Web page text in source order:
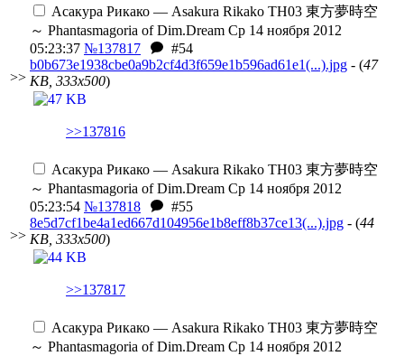
>>
Асакура Рикако — Asakura Rikako TH03 東方夢時空
～ Phantasmagoria of Dim.Dream Ср 14 ноября 2012
05:23:37 №137817
#54
b0b673e1938cbe0a9b2cf4d3f659e1b596ad61e1(...).jpg - (47
KB, 333x500)
>>137816
>>
Асакура Рикако — Asakura Rikako TH03 東方夢時空
～ Phantasmagoria of Dim.Dream Ср 14 ноября 2012
05:23:54 №137818
#55
8e5d7cf1be4a1ed667d104956e1b8eff8b37ce13(...).jpg - (44
KB, 333x500)
>>137817
Асакура Рикако — Asakura Rikako TH03 東方夢時空
～ Phantasmagoria of Dim.Dream Ср 14 ноября 2012